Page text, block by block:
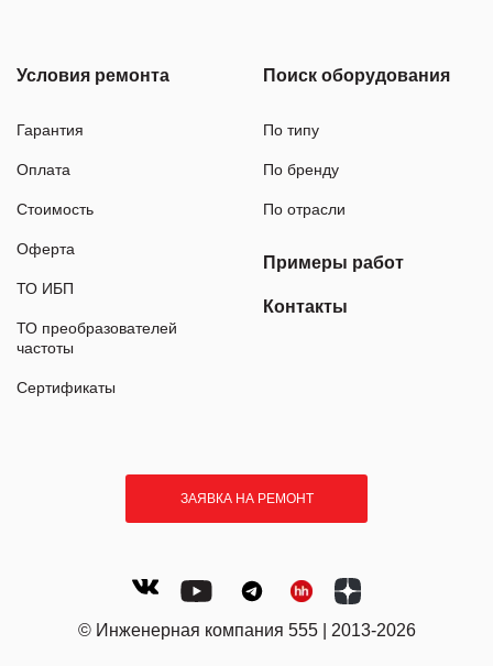
Условия ремонта
Гарантия
Оплата
Стоимость
Оферта
ТО ИБП
ТО преобразователей
частоты
Сертификаты
Поиск оборудования
По типу
По бренду
По отрасли
Примеры работ
Контакты
ЗАЯВКА НА РЕМОНТ
© Инженерная компания 555 | 2013-2026